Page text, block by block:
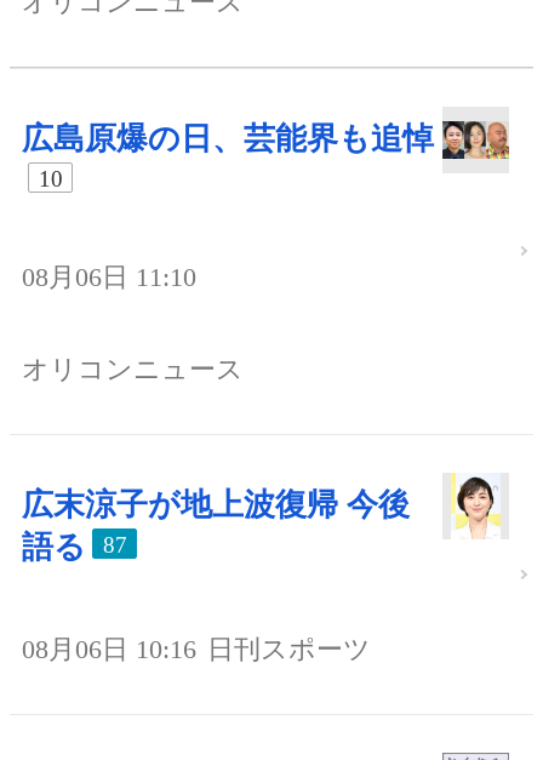
広島原爆の日、芸能界も追悼
10
08月06日 11:10
オリコンニュース
広末涼子が地上波復帰 今後
語る
87
08月06日 10:16 日刊スポーツ